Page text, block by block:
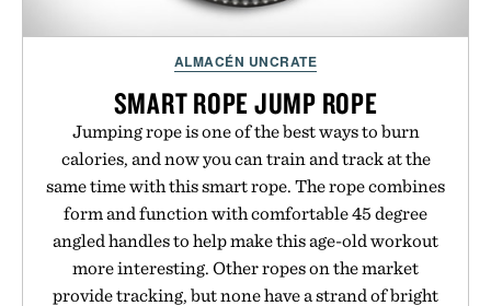
ALMACÉN UNCRATE
SMART ROPE JUMP ROPE
Jumping rope is one of the best ways to burn
calories, and now you can train and track at the
same time with this smart rope. The rope combines
form and function with comfortable 45 degree
angled handles to help make this age-old workout
more interesting. Other ropes on the market
provide tracking, but none have a strand of bright